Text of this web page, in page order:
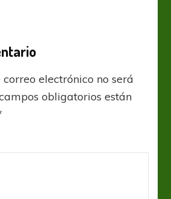
electrónico no será
obligatorios están